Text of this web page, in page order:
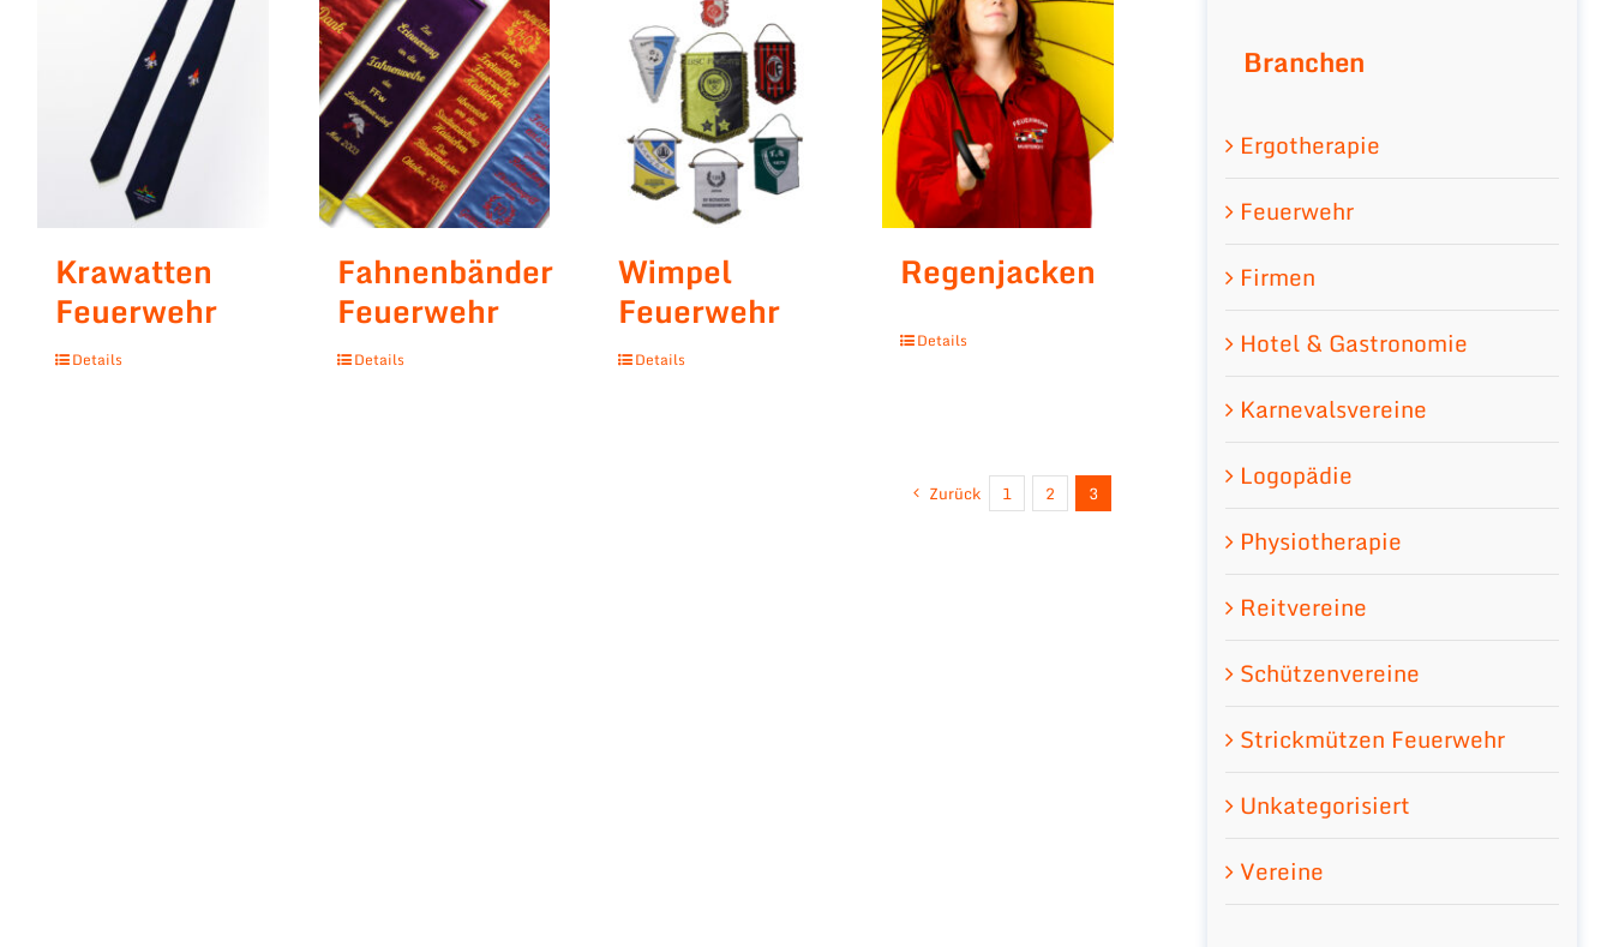
Krawatten
Feuerwehr
Details
Fahnenbänder
Feuerwehr
Details
Wimpel
Feuerwehr
Details
Regenjacken
Details
Zurück 1 2 3
Branchen
Ergotherapie
Feuerwehr
Firmen
Hotel & Gastronomie
Karnevalsvereine
Logopädie
Physiotherapie
Reitvereine
Schützenvereine
Strickmützen Feuerwehr
Unkategorisiert
Vereine